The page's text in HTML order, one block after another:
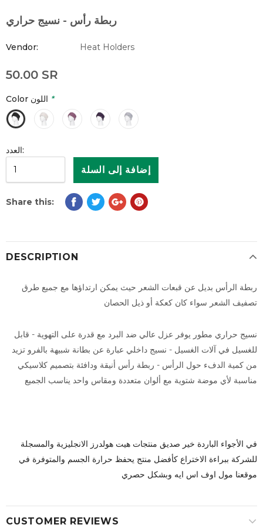
ربطة رأس - نسيج حراري
Vendor: Heat Holders
50.00 SR
*
العدد:
Share this:
DESCRIPTION
ربطة الرأس بديل عن قبعات الشعر حيث يمكن ارتداؤها مع جميع طرق
تصفيف الشعر سواء كان كعكة أو ذيل الحصان
نسيج حراري مطور يوفر عزل عالي ضد البرد مع قدرة على التهوية - قابل
للغسيل في آلات الغسيل - نسيج داخلي عبارة عن بطانة شبيهة بالفرو تزيد
من كمية الدفء حول الرأس - ربطة رأس أنيقة ودافئة بتصميم كلاسيكي
مناسبة لأي موضة شتوية مع ألوان متعددة ومقاس واحد يناسب الجميع
في الأجواء الباردة خير صديق منتجات هيت هولدرز الانجليزية والمسجلة
للشركة ببراءة الاختراع كأفضل منتج يحفظ حرارة الجسم والمتوفرة في
موقعنا مول اوف اس ايه وبشكل حصري
CUSTOMER REVIEWS